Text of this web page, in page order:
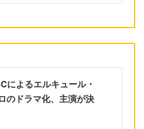
によるエルキュール・
のドラマ化、主演が決